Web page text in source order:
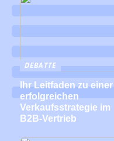
DEBATTE
Ihr Leitfaden zu einer
erfolgreichen
Verkaufsstrategie im
B2B-Vertrieb